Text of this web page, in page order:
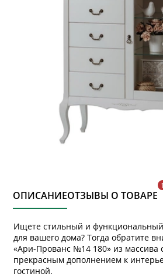
ОПИСАНИЕОТЗЫВЫ О ТОВАРЕ
Ищете стильный и
для вашего дома? Тогда обратите
«Ари-Прованс №14 180» из массива
прекрасным дополнением к
гостиной.